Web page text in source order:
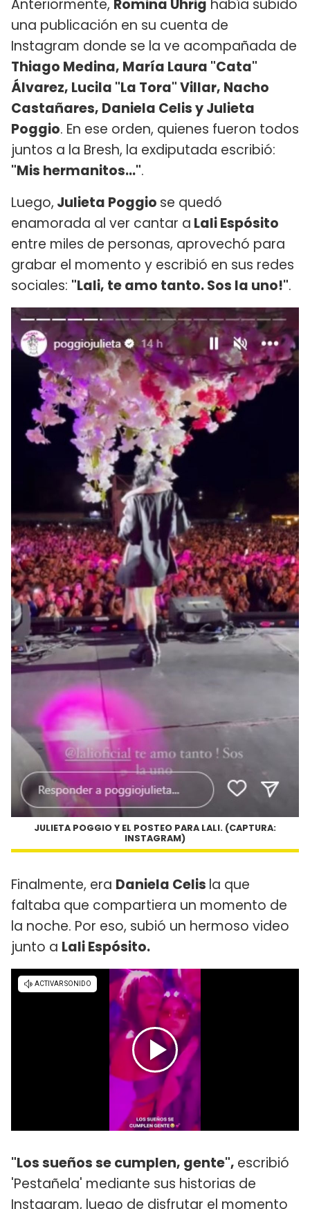
Anteriormente, Romina Uhrig había subido
una publicación en su cuenta de
Instagram donde se la ve acompañada de
Thiago Medina, María Laura "Cata"
Álvarez, Lucila "La Tora" Villar, Nacho
Castañares, Daniela Celis y Julieta
Poggio. En ese orden, quienes fueron todos
juntos a la Bresh, la exdiputada escribió:
"Mis hermanitos...".
Luego, Julieta Poggio se quedó
enamorada al ver cantar a Lali Espósito
entre miles de personas, aprovechó para
grabar el momento y escribió en sus redes
sociales: "Lali, te amo tanto. Sos la uno!".
JULIETA POGGIO Y EL POSTEO PARA LALI. (CAPTURA:
INSTAGRAM)
Finalmente, era Daniela Celis la que
faltaba que compartiera un momento de
la noche. Por eso, subió un hermoso video
junto a Lali Espósito.
"Los sueños se cumplen, gente", escribió
'Pestañela' mediante sus historias de
Instagram, luego de disfrutar el momento